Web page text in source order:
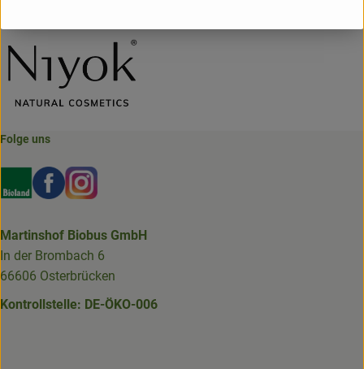
Folge uns
Externer Link zu https://www.bioland.de/verbraucher
Externer Link zu https://www.facebook.com/
Externer Link zu https://www.instagram.com/
Martinshof Biobus GmbH
In der Brombach 6
66606 Osterbrücken
Kontrollstelle: DE-ÖKO-006